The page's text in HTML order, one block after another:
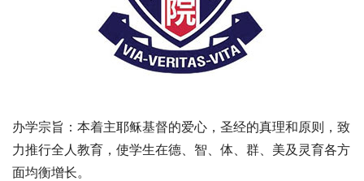
办学宗旨：本着主耶稣基督的爱心，圣经的真理和原则，致
力推行全人教育，使学生在德、智、体、群、美及灵育各方
面均衡增长。